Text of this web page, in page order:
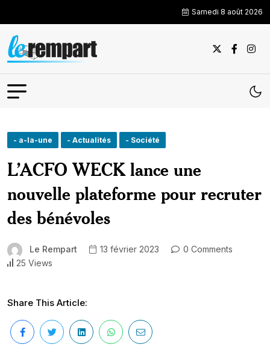
Samedi 8 août 2026
- a-la-une - Actualités - Société
L’ACFO WECK lance une
nouvelle plateforme pour recruter
des bénévoles
Le Rempart 13 février 2023
0 Comments
25 Views
Share This Article: